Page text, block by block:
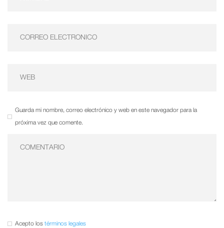
Guarda mi nombre, correo electrónico y web en este navegador para la
próxima vez que comente.
Acepto los términos legales